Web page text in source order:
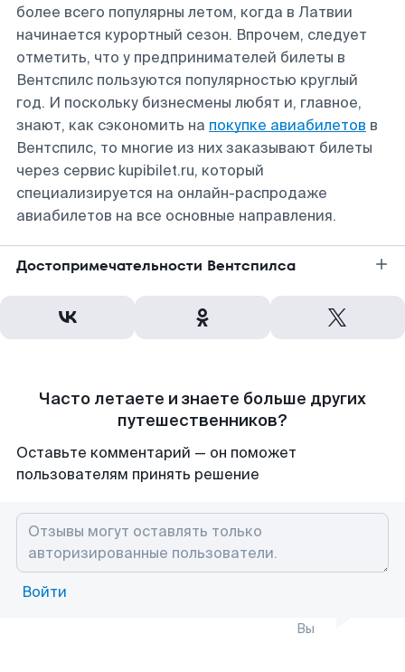
более всего популярны летом, когда в Латвии
начинается курортный сезон. Впрочем, следует
отметить, что у предпринимателей билеты в
Вентспилс пользуются популярностью круглый
год. И поскольку бизнесмены любят и, главное,
знают, как сэкономить на покупке авиабилетов в
Вентспилс, то многие из них заказывают билеты
через сервис kupibilet.ru, который
специализируется на онлайн-распродаже
авиабилетов на все основные направления.
Достопримечательности Вентспилса
Часто летаете и знаете больше других
путешественников?
Оставьте комментарий — он поможет
пользователям принять решение
Войти
Вы